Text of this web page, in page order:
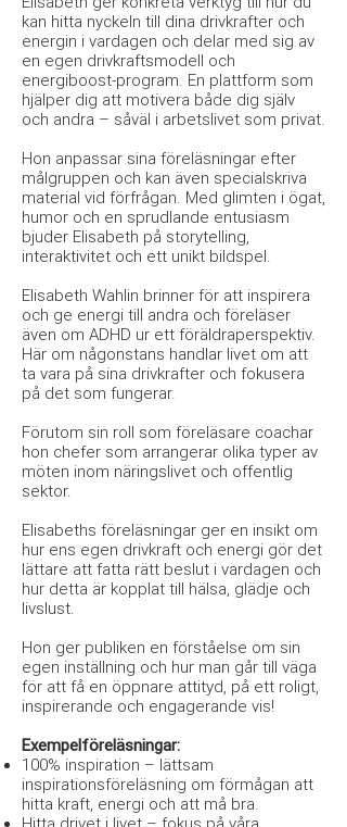
kan hitta nyckeln till dina drivkrafter och
energin i vardagen och delar med sig av
en egen drivkraftsmodell och
energiboost-program. En plattform som
hjälper dig att motivera både dig själv
och andra – såväl i arbetslivet som privat.
Hon anpassar sina föreläsningar efter
målgruppen och kan även specialskriva
material vid förfrågan. Med glimten i ögat,
humor och en sprudlande entusiasm
bjuder Elisabeth på storytelling,
interaktivitet och ett unikt bildspel.
Elisabeth Wahlin brinner för att inspirera
och ge energi till andra och föreläser
även om ADHD ur ett föräldraperspektiv.
Här om någonstans handlar livet om att
ta vara på sina drivkrafter och fokusera
på det som fungerar.
Förutom sin roll som föreläsare coachar
hon chefer som arrangerar olika typer av
möten inom näringslivet och offentlig
sektor.
Elisabeths föreläsningar ger en insikt om
hur ens egen drivkraft och energi gör det
lättare att fatta rätt beslut i vardagen och
hur detta är kopplat till hälsa, glädje och
livslust.
Hon ger publiken en förståelse om sin
egen inställning och hur man går till väga
för att få en öppnare attityd, på ett roligt,
inspirerande och engagerande vis!
Exempelföreläsningar:
100% inspiration – lättsam
inspirationsföreläsning om förmågan att
hitta kraft, energi och att må bra.